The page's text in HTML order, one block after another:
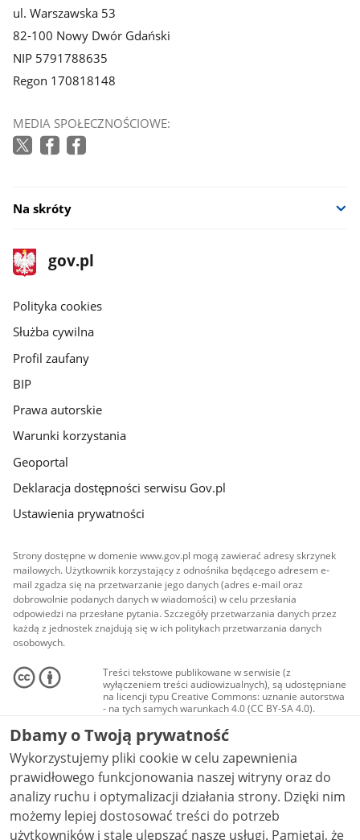
ul. Warszawska 53
82-100 Nowy Dwór Gdański
NIP 5791788635
Regon 170818148
MEDIA SPOŁECZNOŚCIOWE:
Na skróty
stopka
gov.pl
Strona
gov.pl
gov.pl
Polityka cookies
Służba cywilna
Profil zaufany
BIP
Prawa autorskie
Warunki korzystania
Geoportal
Deklaracja dostępności serwisu Gov.pl
Ustawienia prywatności
Strony dostępne w domenie www.gov.pl mogą zawierać adresy skrzynek
mailowych. Użytkownik korzystający z odnośnika będącego adresem e-
mail zgadza się na przetwarzanie jego danych (adres e-mail oraz
dobrowolnie podanych danych w wiadomości) w celu przesłania
odpowiedzi na przesłane pytania. Szczegóły przetwarzania danych przez
każdą z jednostek znajdują się w ich politykach przetwarzania danych
osobowych.
Treści tekstowe publikowane w serwisie (z
wyłączeniem treści audiowizualnych), są udostępniane
na licencji typu Creative Commons: uznanie autorstwa
- na tych samych warunkach 4.0 (CC BY-SA 4.0).
Materiały audiowizualne, w tym zdjęcia, materiały
audio i wideo, są udostępniane na licencji typu
Creative Commons: uznanie autorstwa użycie
niekomercyjne - bez utworów zależnych 4.0 (CC BY-
NC-ND 4.0), o ile nie jest to stwierdzone inaczej.
Dbamy o Twoją prywatność
Wykorzystujemy pliki cookie w celu zapewnienia
prawidłowego funkcjonowania naszej witryny oraz do
analizy ruchu i optymalizacji działania strony. Dzięki nim
możemy lepiej dostosować treści do potrzeb
użytkowników i stale ulepszać nasze usługi. Pamiętaj, że